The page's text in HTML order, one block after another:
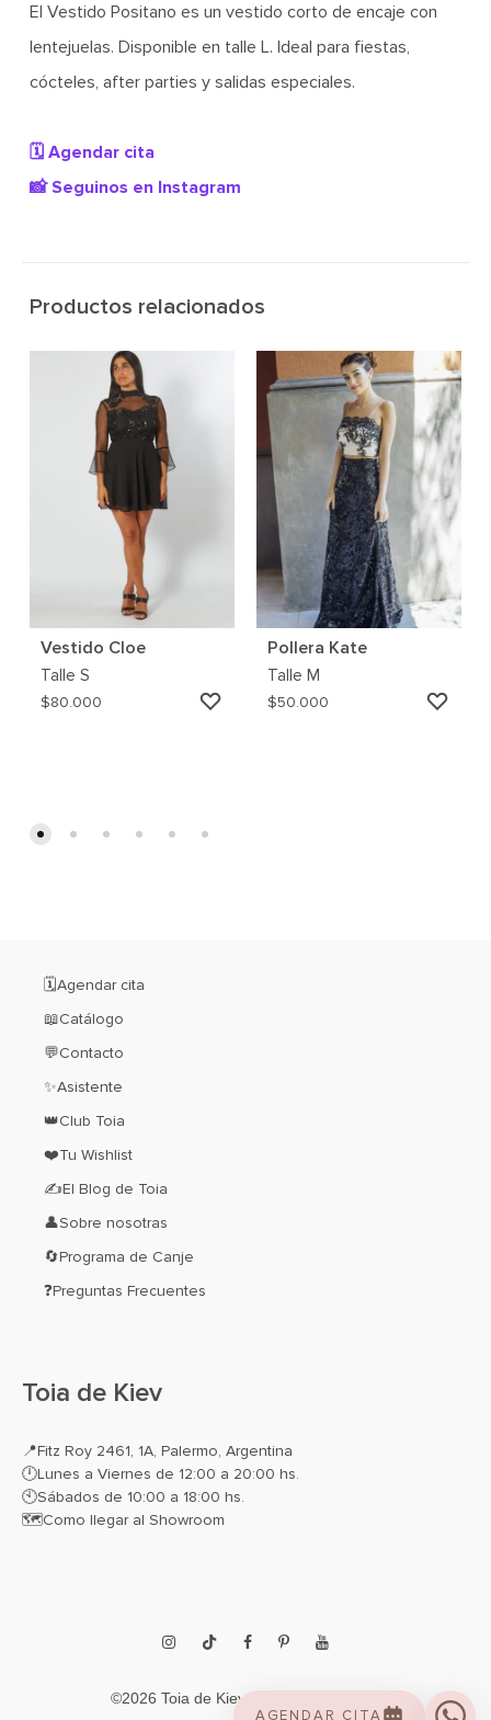
El Vestido Positano es un vestido corto de encaje con
lentejuelas. Disponible en talle L. Ideal para fiestas,
cócteles, after parties y salidas especiales.
🗓️ Agendar cita
📸 Seguinos en Instagram
Productos relacionados
Vestido Cloe
Talle S
$80.000
AGREGAR
Pollera Kate
Talle M
$50.000
🗓️Agendar cita
📖Catálogo
💬Contacto
✨Asistente
👑Club Toia
❤️Tu Wishlist
✍El Blog de Toia
👤Sobre nosotras
🔄Programa de Canje
❓Preguntas Frecuentes
Toia de Kiev
📍Fitz Roy 2461, 1A, Palermo, Argentina
🕛Lunes a Viernes de 12:00 a 20:00 hs.
🕙Sábados de 10:00 a 18:00 hs.
🗺️Como llegar al Showroom
InstagramTikTokFacebook
PinterestYouTube
©2026 Toia de Kiev. All rights reserved.
AGENDAR CITA